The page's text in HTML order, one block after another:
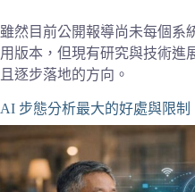
雖然目前公開報導尚未每個系
用版本，但現有研究與技術進
且逐步落地的方向。
AI 步態分析最大的好處與限制